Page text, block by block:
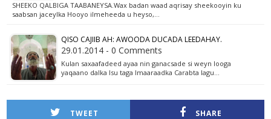
SHEEKO QALBIGA TAABANEYSA.Wax badan waad aqrisay sheekooyin ku
saabsan jaceylka Hooyo ilmeheeda u heyso,…
QISO CAJIIB AH: AWOODA DUCADA LEEDAHAY.
29.01.2014 - 0 Comments
Kulan saxaafadeed ayaa nin ganacsade si weyn looga
yaqaano dalka Isu taga Imaaraadka Carabta lagu…
TWEET SHARE